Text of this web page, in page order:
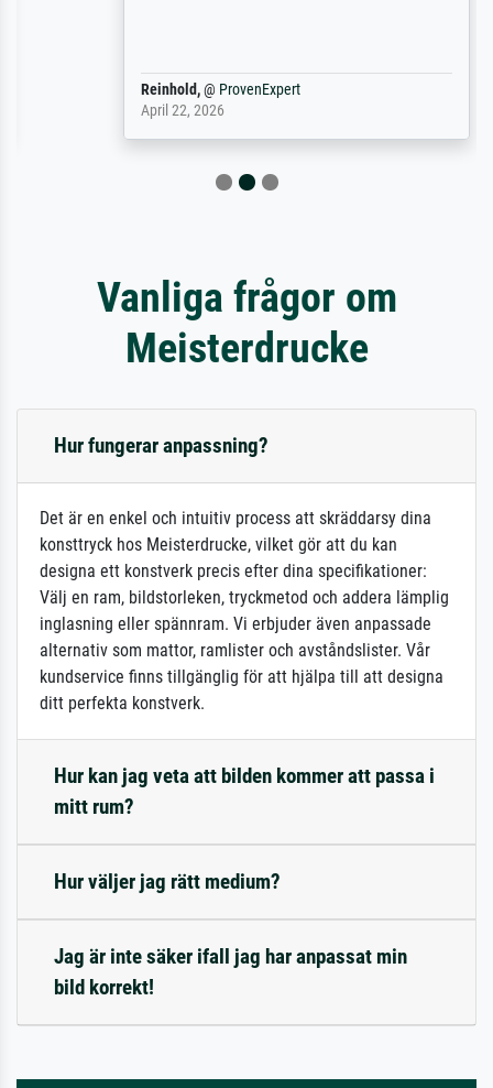
Reinhold,@ProvenExpert
April 22, 2026
Vanliga frågor om
Meisterdrucke
Hur fungerar anpassning?
Det är en enkel och intuitiv process att skräddarsy dina
konsttryck hos Meisterdrucke, vilket gör att du kan
designa ett konstverk precis efter dina specifikationer:
Välj en ram, bildstorleken, tryckmetod och addera lämplig
inglasning eller spännram. Vi erbjuder även anpassade
alternativ som mattor, ramlister och avståndslister. Vår
kundservice finns tillgänglig för att hjälpa till att designa
ditt perfekta konstverk.
Hur kan jag veta att bilden kommer att passa i
mitt rum?
Hur väljer jag rätt medium?
Jag är inte säker ifall jag har anpassat min
bild korrekt!